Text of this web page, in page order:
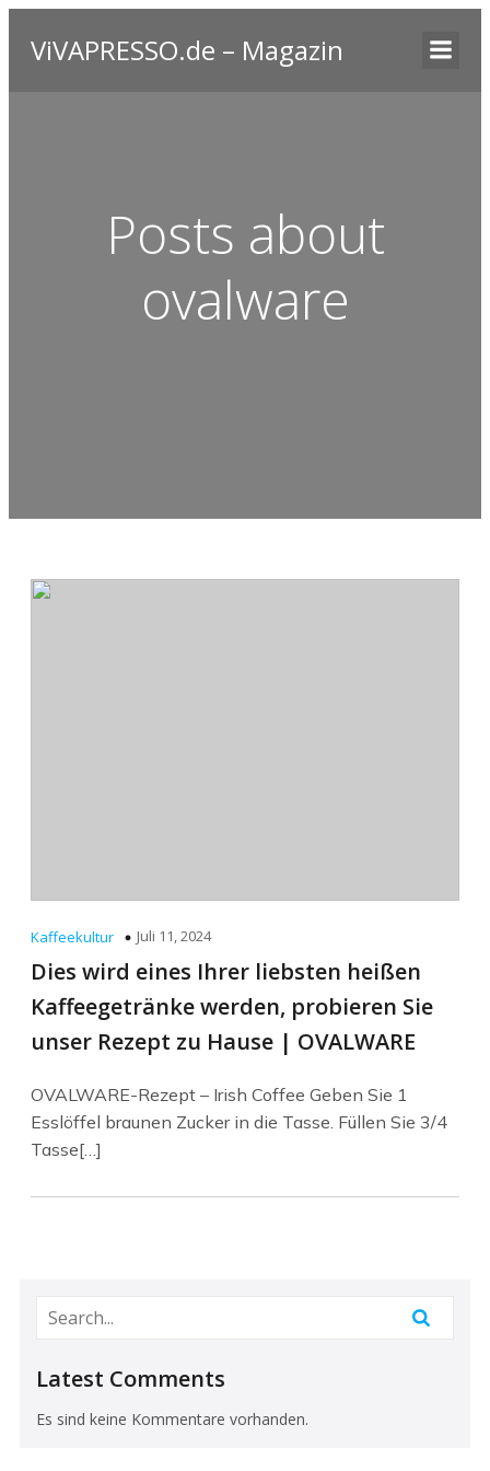
ViVAPRESSO.de – Magazin
Posts about
ovalware
Kaffeekultur Juli 11, 2024
Dies wird eines Ihrer liebsten heißen
Kaffeegetränke werden, probieren Sie
unser Rezept zu Hause | OVALWARE
OVALWARE-Rezept – Irish Coffee Geben Sie 1
Esslöffel braunen Zucker in die Tasse. Füllen Sie 3/4
Tasse[…]
Latest Comments
Es sind keine Kommentare vorhanden.